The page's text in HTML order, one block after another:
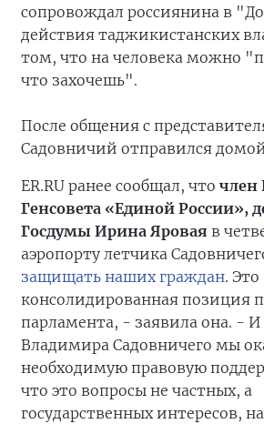
сопровождал россиянина в
действия таджикистанских
том, что на человека можно
что захочешь".
После общения с
Садовничий отправился
ER.RU ранее сообщал, что член
Генсовета «Единой России»,
Госдумы Ирина Яровая в
аэропорту летчика
защищать наших граждан. Это
консолидированная позиция
парламента, - заявила она. - И
Владимира Садовничего мы
необходимую правовую
что это вопросы не частных, а
государственных интересов,